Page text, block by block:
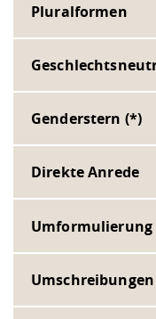
Pluralformen
Genderstern (*)
Direkte Anrede